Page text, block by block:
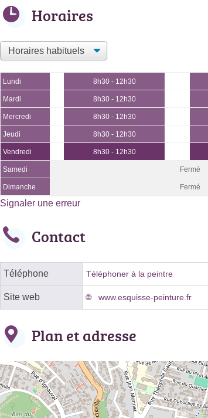
Horaires
Lundi 8h30 - 12h30
Mardi 8h30 - 12h30
Mercredi 8h30 - 12h30
Jeudi 8h30 - 12h30
Vendredi 8h30 - 12h30
Samedi Fermé
Dimanche Fermé
Signaler une erreur
Contact
Téléphone Téléphoner à la peintre
Site web www.esquisse-peinture.fr
Plan et adresse